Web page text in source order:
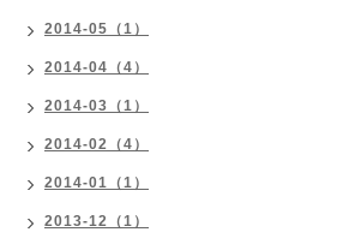
2014-05（1）
2014-04（4）
2014-03（1）
2014-02（4）
2014-01（1）
2013-12（1）